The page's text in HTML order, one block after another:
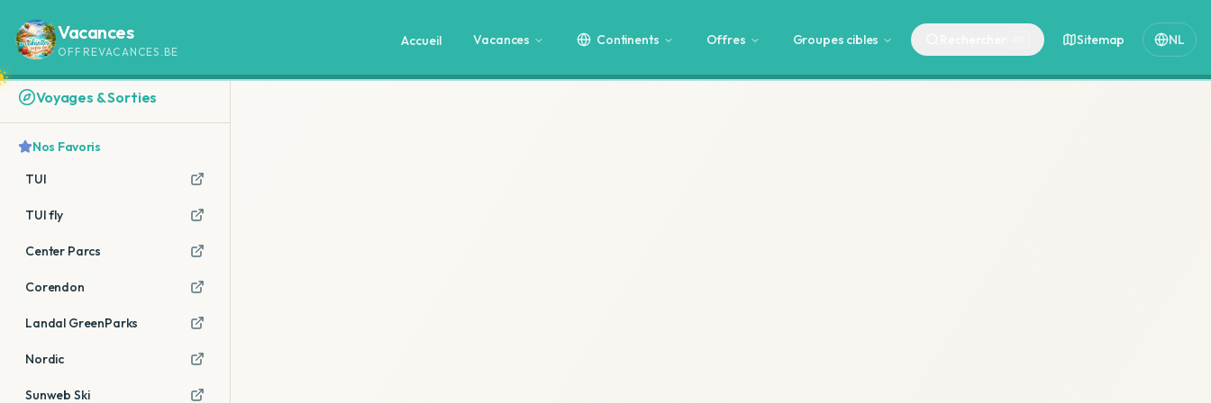
Vacances
OFFREVACANCES.BE
Accueil Vacances Continents Offres Groupes cibles Sitemap NL
Voyages & Sorties
Nos Favoris
TUI
TUI fly
Center Parcs
Corendon
Landal GreenParks
Nordic
Sunweb Ski